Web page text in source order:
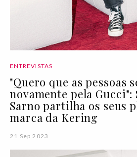
ENTREVISTAS
"Quero que as pessoas
novamente pela Gucci":
Sarno partilha os seus
marca da Kering
21 Sep 2023